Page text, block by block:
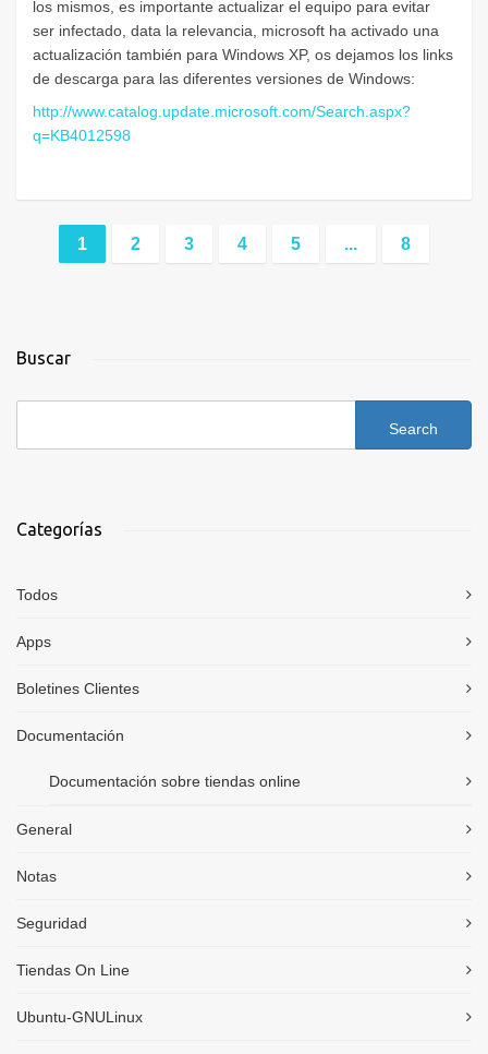
los mismos, es importante actualizar el equipo para evitar
ser infectado, data la relevancia, microsoft ha activado una
actualización también para Windows XP, os dejamos los links
de descarga para las diferentes versiones de Windows:
http://www.catalog.update.microsoft.com/Search.aspx?
q=KB4012598
1 2 3 4 5 ... 8
Buscar
Categorías
Todos
Apps
Boletines Clientes
Documentación
Documentación sobre tiendas online
General
Notas
Seguridad
Tiendas On Line
Ubuntu-GNULinux